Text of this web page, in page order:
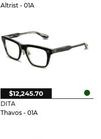
Altrist - 01A
DITA
Thavos - 01A
$12,245.70